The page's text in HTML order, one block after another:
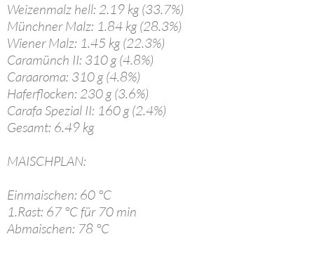
Weizenmalz hell: 2.19 kg (33.7%)
Münchner Malz: 1.84 kg (28.3%)
Wiener Malz: 1.45 kg (22.3%)
Caramünch II: 310 g (4.8%)
Caraaroma: 310 g (4.8%)
Haferflocken: 230 g (3.6%)
Carafa Spezial II: 160 g (2.4%)
Gesamt: 6.49 kg
MAISCHPLAN:
Einmaischen: 60 °C
1.Rast: 67 °C für 70 min
Abmaischen: 78 °C